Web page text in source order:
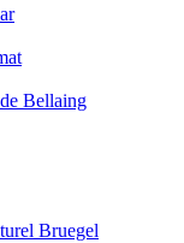
Bellaing
Bruegel